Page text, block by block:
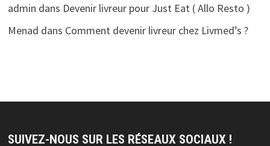
admin dans Devenir livreur pour Just Eat ( Allo Resto )
Menad dans Comment devenir livreur chez Livmed’s ?
SUIVEZ-NOUS SUR LES RÉSEAUX SOCIAUX !